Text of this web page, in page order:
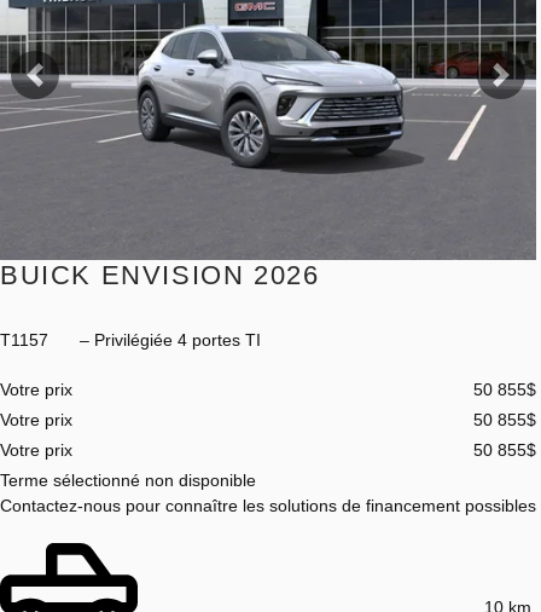
Précédent
BUICK ENVISION 2026
T1157 – Privilégiée 4 portes TI
Votre prix 50 855$
Votre prix
50 855$
Votre prix
50 855$
Terme sélectionné non disponible
Contactez-nous pour connaître les solutions de financement possibles
10 km